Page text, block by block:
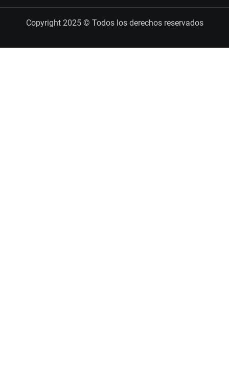
Copyright 2025 © Todos los derechos reservados